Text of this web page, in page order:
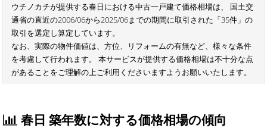
ウチノカチが提供する春日における中古一戸建て価格相場は、 国土交
通省の直近の2006/06から2025/06までの期間に取引された「35件」の
取引を選定し算定しています。
なお、実際の物件価値は、方位、リフォームの有無など、様々な条件
を考慮して行われます。 本サービスが提供する価格相場は不十分な点
があることをご理解の上ご利用くださいますようお願いいたします。
春日 築年数に対する価格相場の傾向